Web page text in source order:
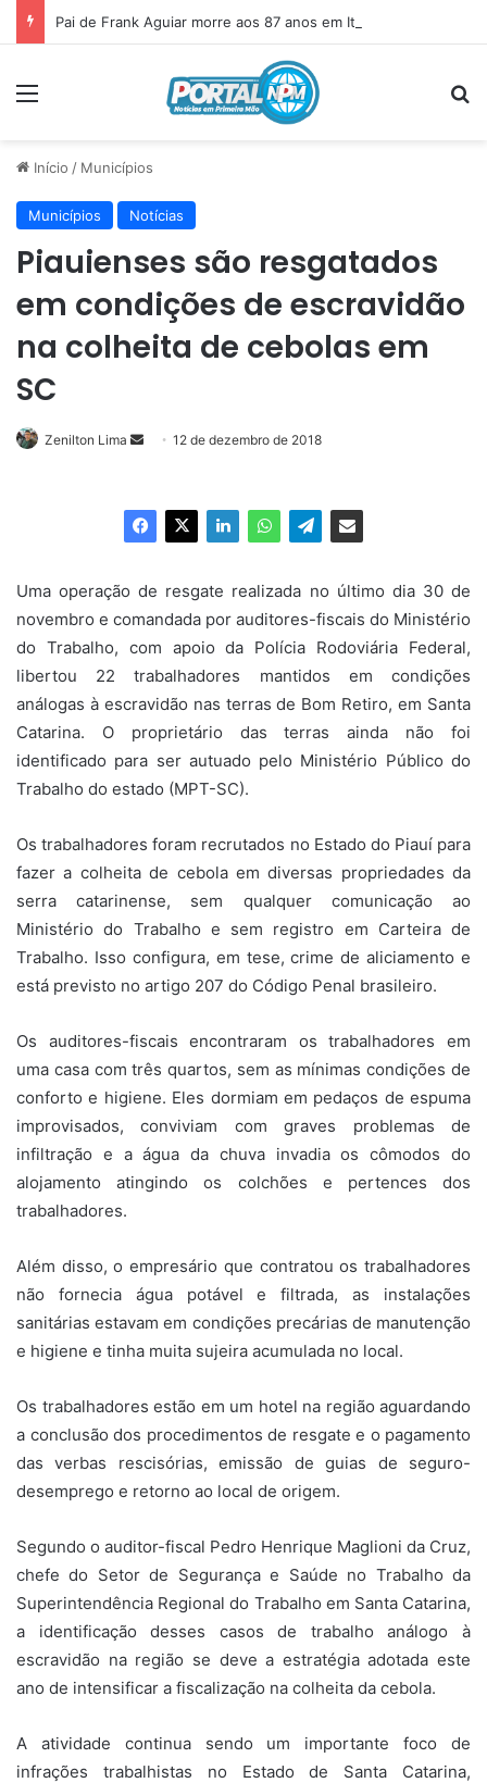
Pai de Frank Aguiar morre aos 87 anos em Itainópolis
Início / Municípios
Municípios Notícias
Piauienses são resgatados
em condições de escravidão
na colheita de cebolas em
SC
Zenilton Lima
Mande
mail
12 de dezembro de 2018
Uma operação de resgate realizada no último dia 30 de
novembro e comandada por auditores-fiscais do Ministério
do Trabalho, com apoio da Polícia Rodoviária Federal,
libertou 22 trabalhadores mantidos em condições
análogas à escravidão nas terras de Bom Retiro, em Santa
Catarina. O proprietário das terras ainda não foi
identificado para ser autuado pelo Ministério Público do
Trabalho do estado (MPT-SC).
Os trabalhadores foram recrutados no Estado do Piauí para
fazer a colheita de cebola em diversas propriedades da
serra catarinense, sem qualquer comunicação ao
Ministério do Trabalho e sem registro em Carteira de
Trabalho. Isso configura, em tese, crime de aliciamento e
está previsto no artigo 207 do Código Penal brasileiro.
Os auditores-fiscais encontraram os trabalhadores em
uma casa com três quartos, sem as mínimas condições de
conforto e higiene. Eles dormiam em pedaços de espuma
improvisados, conviviam com graves problemas de
infiltração e a água da chuva invadia os cômodos do
alojamento atingindo os colchões e pertences dos
trabalhadores.
Além disso, o empresário que contratou os trabalhadores
não fornecia água potável e filtrada, as instalações
sanitárias estavam em condições precárias de manutenção
e higiene e tinha muita sujeira acumulada no local.
Os trabalhadores estão em um hotel na região aguardando
a conclusão dos procedimentos de resgate e o pagamento
das verbas rescisórias, emissão de guias de seguro-
desemprego e retorno ao local de origem.
Segundo o auditor-fiscal Pedro Henrique Maglioni da Cruz,
chefe do Setor de Segurança e Saúde no Trabalho da
Superintendência Regional do Trabalho em Santa Catarina,
a identificação desses casos de trabalho análogo à
escravidão na região se deve a estratégia adotada este
ano de intensificar a fiscalização na colheita da cebola.
A atividade continua sendo um importante foco de
infrações trabalhistas no Estado de Santa Catarina,